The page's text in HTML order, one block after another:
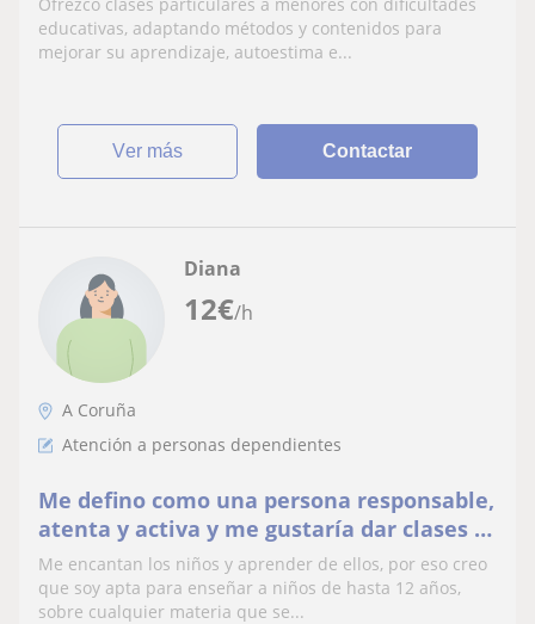
educativas, adaptando métodos y contenidos para
mejorar su aprendizaje, autoestima e...
ver más Contactar
12€/h
Diana
A Coruña
Atención a personas dependientes
Me defino como una persona responsable,
atenta y activa y me gustaría dar clases y
cuidar a niños.
Me encantan los niños y aprender de ellos, por eso creo
que soy apta para enseñar a niños de hasta 12 años,
sobre cualquier materia que se...